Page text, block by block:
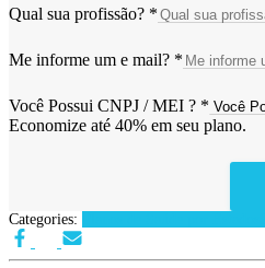
Qual sua profissão? *
Me informe um e mail? *
Você Possui CNPJ / MEI ? *
Economize até 40% em seu plano.
Categories: